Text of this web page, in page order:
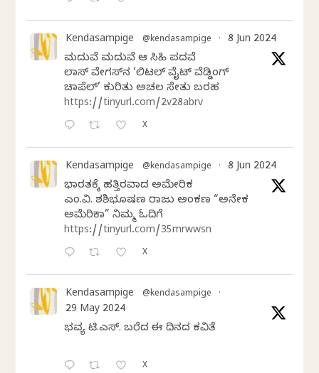
Kendasampige @kendasampige · 8 Jun 2024
ಮದುವೆ ಮದುವೆ ಆ ಸಿಹಿ ಪದವೆ
ಲಾಸ್‌ ವೇಗಸ್‌ನ ‘ಲಿಟಲ್ ವೈಟ್ ವೆಡ್ಡಿಂಗ್
ಚಾಪೆಲ್’ ಕುರಿತು ಅಚಲ ಸೇತು ಬರಹ
https://tinyurl.com/2v28abrv
X
Kendasampige @kendasampige · 8 Jun 2024
ಭಾರತಕ್ಕೆ ಹತ್ತಿರವಾದ ಅಮೇರಿಕ
ಎಂ.ವಿ. ಶಶಿಭೂಷಣ ರಾಜು ಅಂಕಣ “ಅನೇಕ
ಅಮೆರಿಕಾ” ನಿಮ್ಮ ಓದಿಗೆ
https://tinyurl.com/35mrwwsn
X
Kendasampige @kendasampige ·
29 May 2024
ಭವ್ಯ ಟಿ.ಎಸ್. ಬರೆದ ಈ ದಿನದ ಕವಿತೆ
X